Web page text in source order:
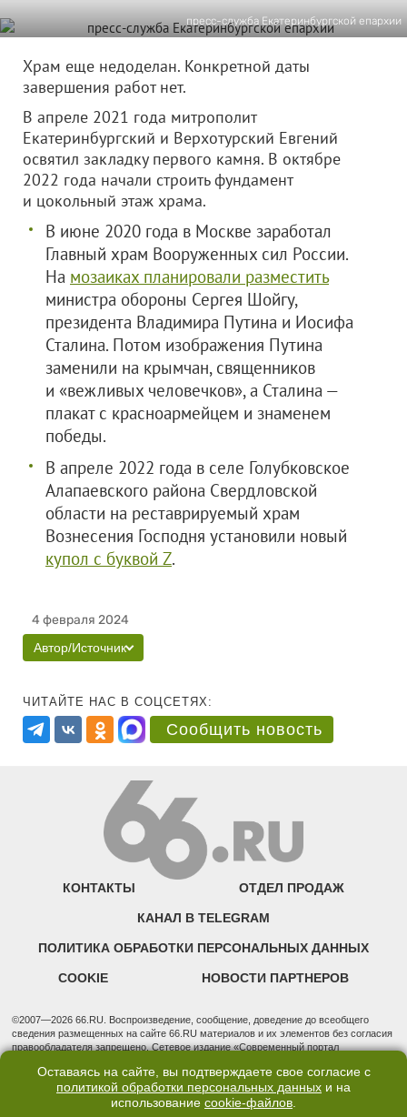
пресс-служба Екатеринбургской епархии
Храм еще недоделан. Конкретной даты
завершения работ нет.
В апреле 2021 года митрополит
Екатеринбургский и Верхотурский Евгений
освятил закладку первого камня. В октябре
2022 года начали строить фундамент
и цокольный этаж храма.
В июне 2020 года в Москве заработал
Главный храм Вооруженных сил России.
На мозаиках планировали разместить
министра обороны Сергея Шойгу,
президента Владимира Путина и Иосифа
Сталина. Потом изображения Путина
заменили на крымчан, священников
и «вежливых человечков», а Сталина —
плакат с красноармейцем и знаменем
победы.
В апреле 2022 года в селе Голубковское
Алапаевского района Свердловской
области на реставрируемый храм
Вознесения Господня установили новый
купол с буквой Z.
4 февраля 2024
Автор/Источник
ЧИТАЙТЕ НАС В СОЦСЕТЯХ:
Сообщить новость
КОНТАКТЫ ОТДЕЛ ПРОДАЖ
КАНАЛ В TELEGRAM
ПОЛИТИКА ОБРАБОТКИ ПЕРСОНАЛЬНЫХ ДАННЫХ
COOKIE НОВОСТИ ПАРТНЕРОВ
©2007—2026 66.RU. Воспроизведение, сообщение, доведение до всеобщего
сведения размещенных на сайте 66.RU материалов и их элементов без согласия
правообладателя запрещено. Сетевое издание «Современный портал
надзору в сфере связи, информационных технологий и массовых коммуникаций
(Роскомнадзор). Регистрационный номер ЭЛ № ФС 77 - 76634 от 02.09.2019
Учредитель: Общество с ограниченной ответственностью "66.ру". Юридический
Оставаясь на сайте, вы подтверждаете свое согласие с
политикой обработки персональных данных и на
использование cookie-файлов.